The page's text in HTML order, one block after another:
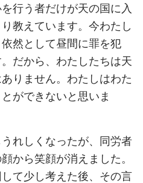
行う者だけが天の国に入
教えています。今わたし
然として昼間に罪を犯
だから、わたしたちは天
りません。わたしはわた
ができないと思いま
れしくなったが、同労者
から笑顔が消えました。
て少し考えた後、その言